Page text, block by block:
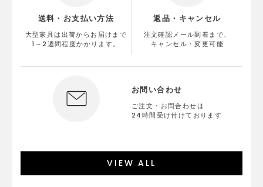
送料・お支払い方法
大型家具は出荷からお届けまで
1～2週間程度かかります。
返品・キャンセル
注文確認メール到着まで、
キャンセル・変更可能
お問い合わせ
ご注文・お問合わせは
24時間受け付けております
VIEW ALL